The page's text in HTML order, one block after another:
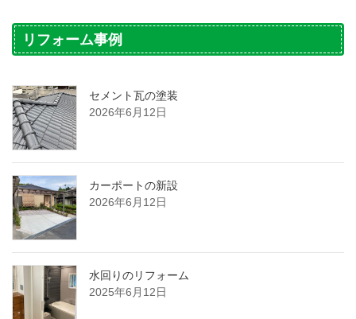
リフォーム事例
セメント瓦の塗装
2026年6月12日
カーポートの新設
2026年6月12日
水回りのリフォーム
2025年6月12日